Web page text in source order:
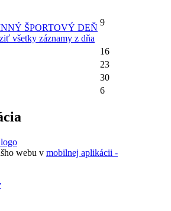
ŠPORTOVÝ DEŇ
všetky záznamy z dňa
9
16
23
30
6
webu v mobilnej aplikácii -